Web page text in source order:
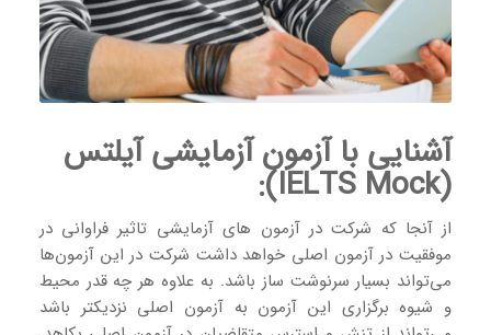
آشنایی با آزمون آزمایشی آیلتس
(IELTS Mock):
از آنجا که شرکت در آزمون های آزمایشی تاثیر فراوانی در
موفقیت در آزمون اصلی خواهد داشت شرکت در این آزمون‌ها
می‌تواند بسیار سرنوشت ساز باشد. به علاوه هر چه قدر محیط
و شیوه برگزاری این آزمون به آزمون اصلی نزدیکتر باشد